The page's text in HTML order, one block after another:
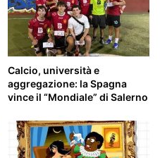
Calcio, università e
aggregazione: la Spagna
vince il “Mondiale” di Salerno